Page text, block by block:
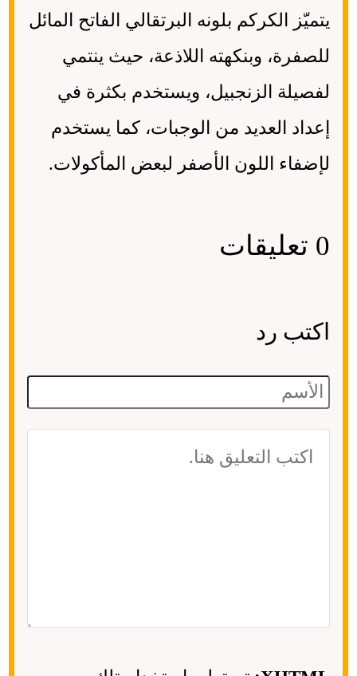
يتميّز الكركم بلونه البرتقالي الفاتح المائل
للصفرة، وبنكهته اللاذعة، حيث ينتمي
لفصيلة الزنجبيل، ويستخدم بكثرة في
إعداد العديد من الوجبات، كما يستخدم
لإضفاء اللون الأصفر لبعض المأكولات.
0 تعليقات
اكتب رد